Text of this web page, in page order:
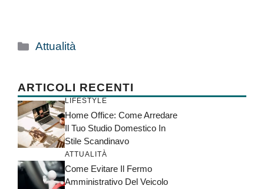
Categorie
Attualità
ARTICOLI RECENTI
LIFESTYLE
Home Office: Come Arredare
Il Tuo Studio Domestico In
Stile Scandinavo
ATTUALITÀ
Come Evitare Il Fermo
Amministrativo Del Veicolo